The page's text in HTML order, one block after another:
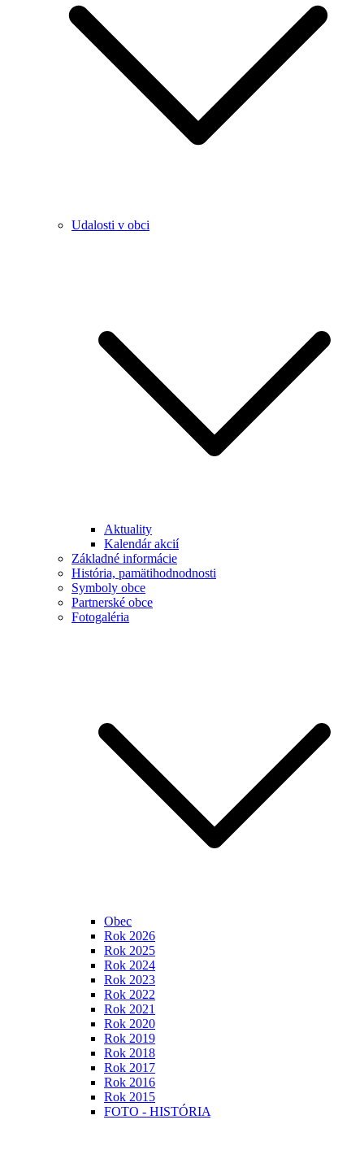
Udalosti v obci
Aktuality
Kalendár akcií
Základné informácie
História, pamätihodnodnosti
Symboly obce
Partnerské obce
Fotogaléria
Obec
Rok 2026
Rok 2025
Rok 2024
Rok 2023
Rok 2022
Rok 2021
Rok 2020
Rok 2019
Rok 2018
Rok 2017
Rok 2016
Rok 2015
FOTO - HISTÓRIA